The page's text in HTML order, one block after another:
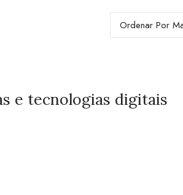
Ordenar Por
e tecnologias digitais